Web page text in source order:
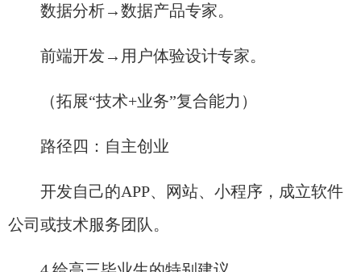
数据分析→数据产品专家。
前端开发→用户体验设计专家。
（拓展“技术+业务”复合能力）
路径四：自主创业
开发自己的APP、网站、小程序，成立软件
公司或技术服务团队。